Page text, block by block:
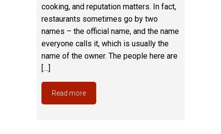
cooking, and reputation matters. In fact,
restaurants sometimes go by two
names – the official name, and the name
everyone calls it, which is usually the
name of the owner. The people here are
[…]
Read more